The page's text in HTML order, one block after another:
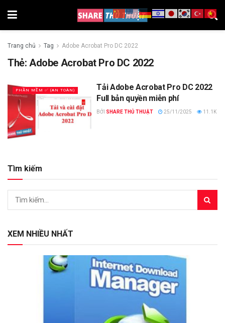
Trang chủ Tag Adobe Acrobat Pro DC 2022
Thẻ:Adobe Acrobat Pro DC 2022
PHẦN MỀM ✅ (AN TOÀN)
Tải Adobe Acrobat Pro DC 2022
Full bản quyền miễn phí
BỞI SHARE THỦ THUẬT 25/11/2025 11.1K
Tìm kiếm
XEM NHIỀU NHẤT